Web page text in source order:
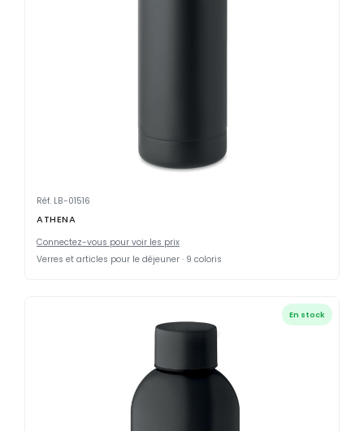
Réf. LB-01516
ATHENA
Connectez-vous pour voir les prix
Verres et articles pour le déjeuner · 9 coloris
En stock